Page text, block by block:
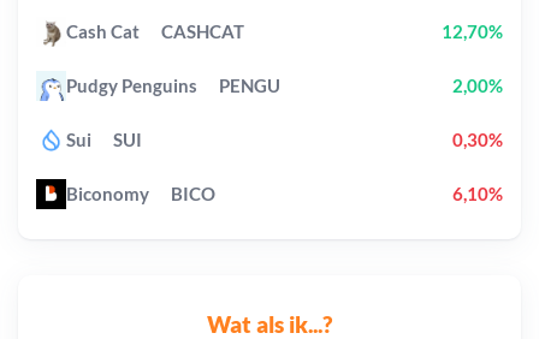
Wat als ik...?
Cash Cat CASHCAT 12,70%
Pudgy Penguins PENGU 2,00%
Sui SUI 0,30%
Biconomy BICO 6,10%